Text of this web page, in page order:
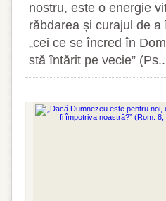
nostru, este o energie
răbdarea și curajul de
„cei ce se încred în
stă întărit pe vecie”